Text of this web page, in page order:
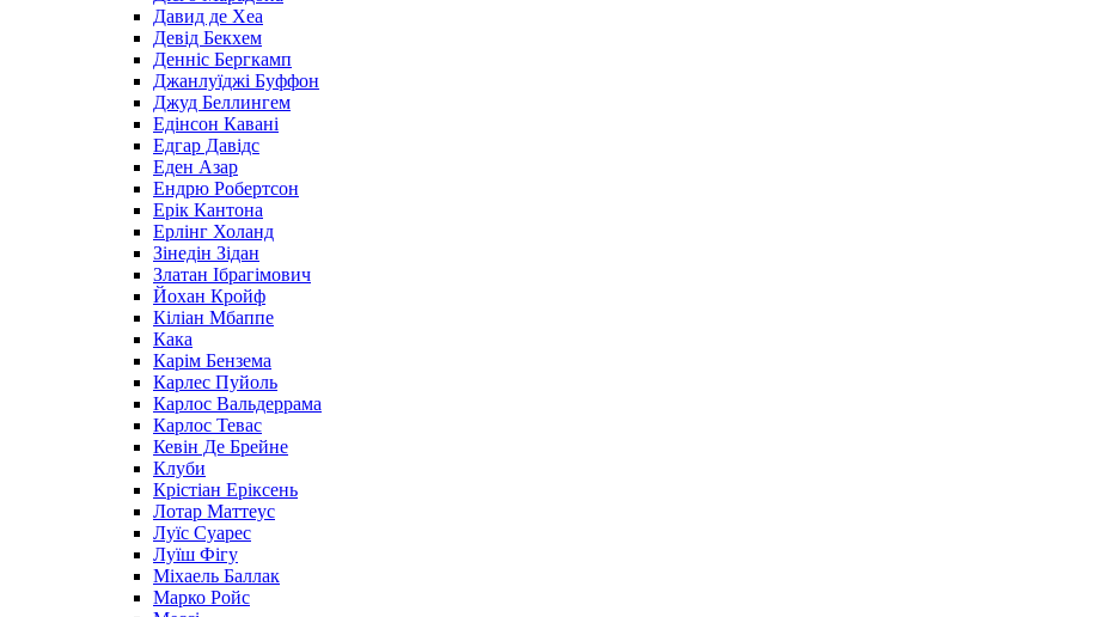
Давид де Хеа
Девід Бекхем
Денніс Бергкамп
Джанлуїджі Буффон
Джуд Беллингем
Едінсон Кавані
Едгар Давідс
Еден Азар
Ендрю Робертсон
Ерік Кантона
Ерлінг Холанд
Зінедін Зідан
Златан Ібрагімович
Йохан Кройф
Кіліан Мбаппе
Кака
Карім Бензема
Карлес Пуйоль
Карлос Вальдеррама
Карлос Тевас
Кевін Де Брейне
Клуби
Крістіан Еріксень
Лотар Маттеус
Луїс Суарес
Луїш Фігу
Міхаель Баллак
Марко Ройс